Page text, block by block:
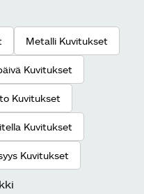
Metalli Kuvitukset
Kuvitukset
Kuvitukset
Kuvitukset
Kuvitukset